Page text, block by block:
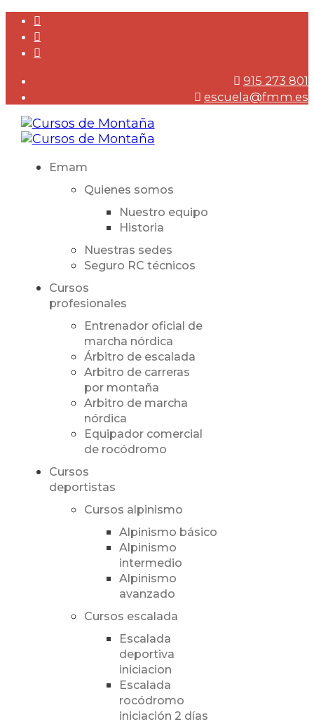
915 273 801
escuela@fmm.es
Emam
Quienes somos
Nuestro equipo
Historia
Nuestras sedes
Seguro RC técnicos
Cursos
profesionales
Entrenador oficial de
marcha nórdica
Árbitro de escalada
Arbitro de carreras
por montaña
Arbitro de marcha
nórdica
Equipador comercial
de rocódromo
Cursos
deportistas
Cursos alpinismo
Alpinismo básico
Alpinismo
intermedio
Alpinismo
avanzado
Cursos escalada
Escalada
deportiva
iniciacion
Escalada
rocódromo
iniciación 2 días